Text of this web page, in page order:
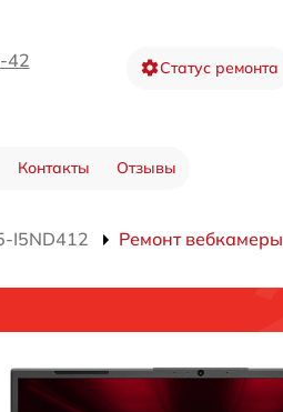
42 Статус ремонта
Контакты Отзывы
I5ND412 Ремонт вебкамеры